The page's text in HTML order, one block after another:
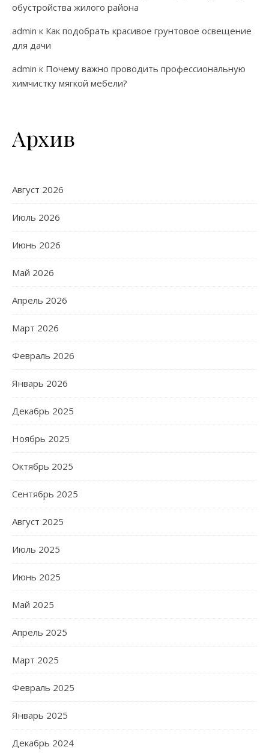
обустройства жилого района
admin к Как подобрать красивое грунтовое освещение
для дачи
admin к Почему важно проводить профессиональную
химчистку мягкой мебели?
Архив
Август 2026
Июль 2026
Июнь 2026
Май 2026
Апрель 2026
Март 2026
Февраль 2026
Январь 2026
Декабрь 2025
Ноябрь 2025
Октябрь 2025
Сентябрь 2025
Август 2025
Июль 2025
Июнь 2025
Май 2025
Апрель 2025
Март 2025
Февраль 2025
Январь 2025
Декабрь 2024